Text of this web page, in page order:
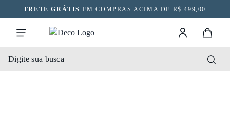
FRETE GRÁTIS EM COMPRAS ACIMA DE R$ 499,00